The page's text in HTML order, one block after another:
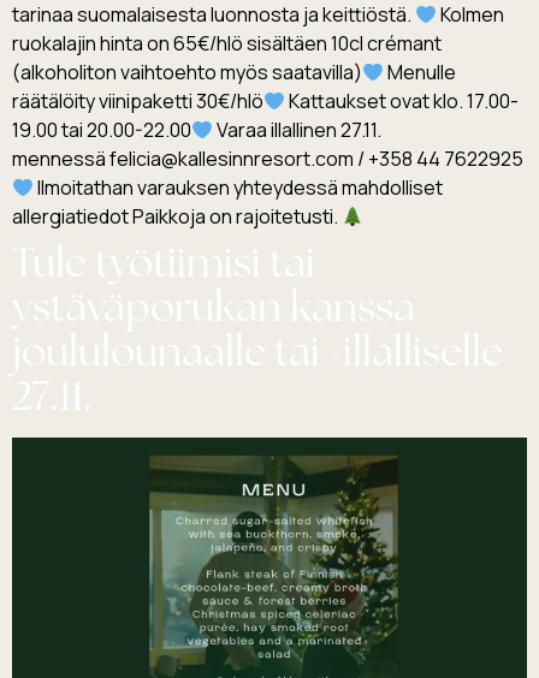
tarinaa suomalaisesta luonnosta ja keittiöstä.
Kolmen
ruokalajin hinta on 65€/hlö sisältäen 10cl crémant
(alkoholiton vaihtoehto myös saatavilla)
Menulle
räätälöity viinipaketti 30€/hlö
Kattaukset ovat klo. 17.00-
19.00 tai 20.00-22.00
Varaa illallinen 27.11.
mennessä felicia@kallesinnresort.com / +358 44 7622925
Ilmoitathan varauksen yhteydessä mahdolliset
allergiatiedot Paikkoja on rajoitetusti.
Tule työtiimisi tai
ystäväporukan kanssa
joululounaalle tai -illalliselle
27.11.